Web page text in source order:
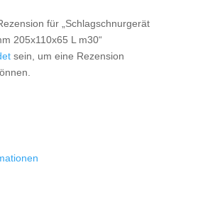
für „Schlagschnurgerät
205x110x65 L m30“
sein, um eine Rezension